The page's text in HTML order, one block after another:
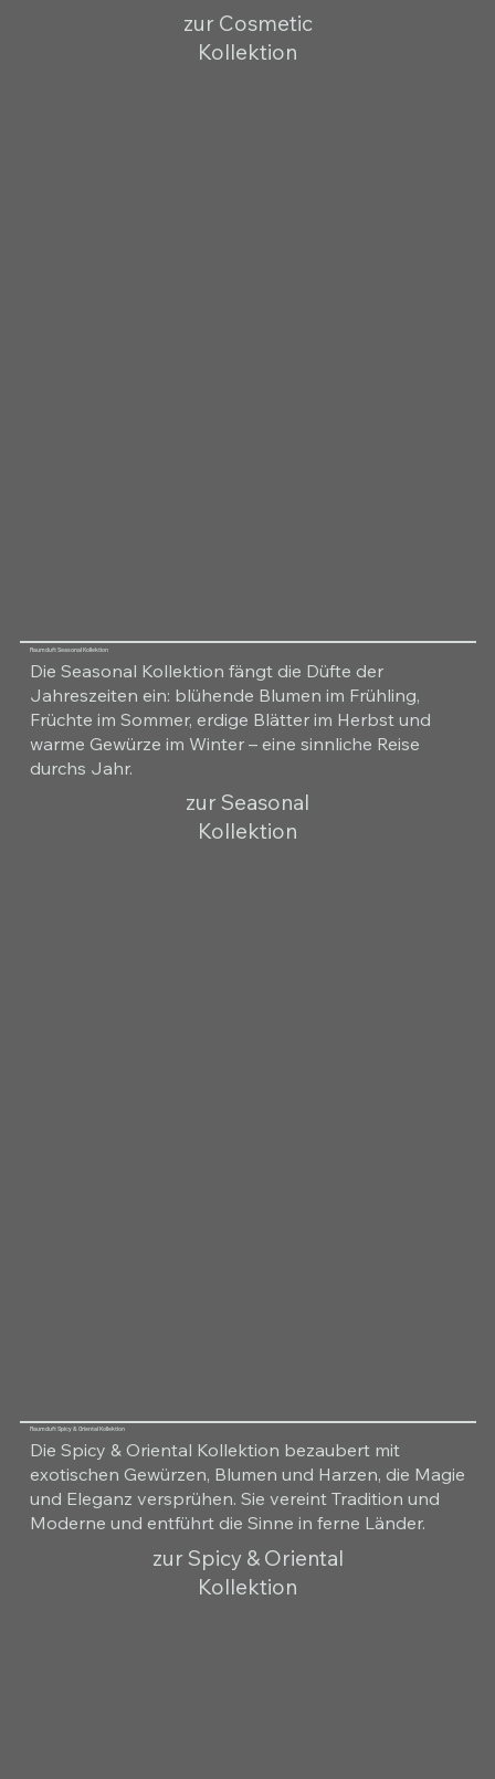
zur Cosmetic
Kollektion
Raumduft Seasonal Kollektion
Die Seasonal Kollektion fängt die Düfte der
Jahreszeiten ein: blühende Blumen im Frühling,
Früchte im Sommer, erdige Blätter im Herbst und
warme Gewürze im Winter – eine sinnliche Reise
durchs Jahr.
zur Seasonal
Kollektion
Raumduft Spicy & Oriental Kollektion
Die Spicy & Oriental Kollektion bezaubert mit
exotischen Gewürzen, Blumen und Harzen, die Magie
und Eleganz versprühen. Sie vereint Tradition und
Moderne und entführt die Sinne in ferne Länder.
zur Spicy & Oriental
Kollektion